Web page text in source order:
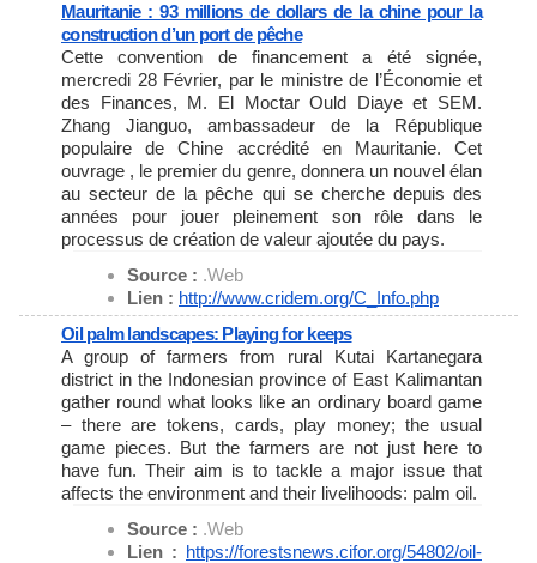
Mauritanie : 93 millions de dollars de la chine pour la
construction d’un port de pêche
Cette convention de financement a été signée,
mercredi 28 Février, par le ministre de l’Économie et
des Finances, M. El Moctar Ould Diaye et SEM.
Zhang Jianguo, ambassadeur de la République
populaire de Chine accrédité en Mauritanie. Cet
ouvrage , le premier du genre, donnera un nouvel élan
au secteur de la pêche qui se cherche depuis des
années pour jouer pleinement son rôle dans le
processus de création de valeur ajoutée du pays.
Source : .Web
Lien : http://www.cridem.org/C_Info.php
Oil palm landscapes: Playing for keeps
A group of farmers from rural Kutai Kartanegara
district in the Indonesian province of East Kalimantan
gather round what looks like an ordinary board game
– there are tokens, cards, play money; the usual
game pieces. But the farmers are not just here to
have fun. Their aim is to tackle a major issue that
affects the environment and their livelihoods: palm oil.
Source : .Web
Lien : https://forestsnews.cifor.org/54802/oil-